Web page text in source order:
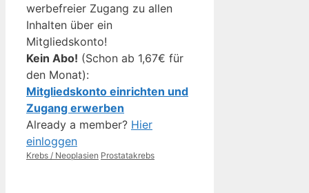
werbefreier Zugang zu allen
Inhalten über ein
Mitgliedskonto!
Kein Abo! (Schon ab 1,67€ für
den Monat):
Mitgliedskonto einrichten und
Zugang erwerben
Already a member? Hier
einloggen
Kategorien
Krebs / Neoplasien Schlagwörter
Prostatakrebs